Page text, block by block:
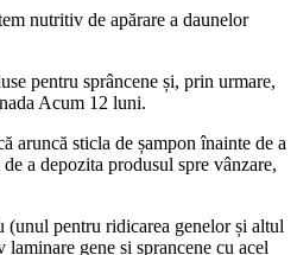
nutritiv de apărare a daunelor
pentru sprâncene și, prin urmare,
Acum 12 luni.
aruncă sticla de șampon înainte de a
a depozita produsul spre vânzare,
(unul pentru ridicarea genelor și altul
gene si sprancene cu acel